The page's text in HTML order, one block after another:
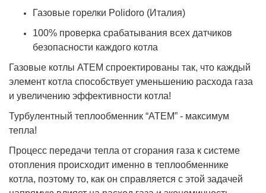
Газовые горелки Polidoro (Италия)
100% проверка срабатывания всех датчиков
безопасности каждого котла
Газовые котлы АТЕМ спроектированы так, что каждый
элемент котла способствует уменьшению расхода газа
и увеличению эффективности котла!
Турбулентный теплообменник “АТЕМ” - максимум
тепла!
Процесс передачи тепла от сгорания газа к системе
отопления происходит именно в теплообменнике
котла, поэтому то, как он справляется с этой задачей